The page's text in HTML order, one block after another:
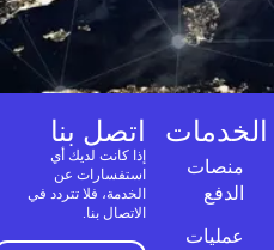
الخدمات
منصات
الدفع
عمليات
اتصل بنا
إذا كانت لديك أي
استفسارات عن
الخدمة، فلا تتردد في
الاتصال بنا.